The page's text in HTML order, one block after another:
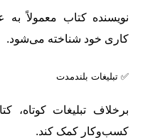
نویسنده کتاب معمولاً به
کاری خود شناخته می‌شود.
✅ تبلیغات بلندمدت
برخلاف تبلیغات کوتاه،
کسب‌وکار کمک کند.